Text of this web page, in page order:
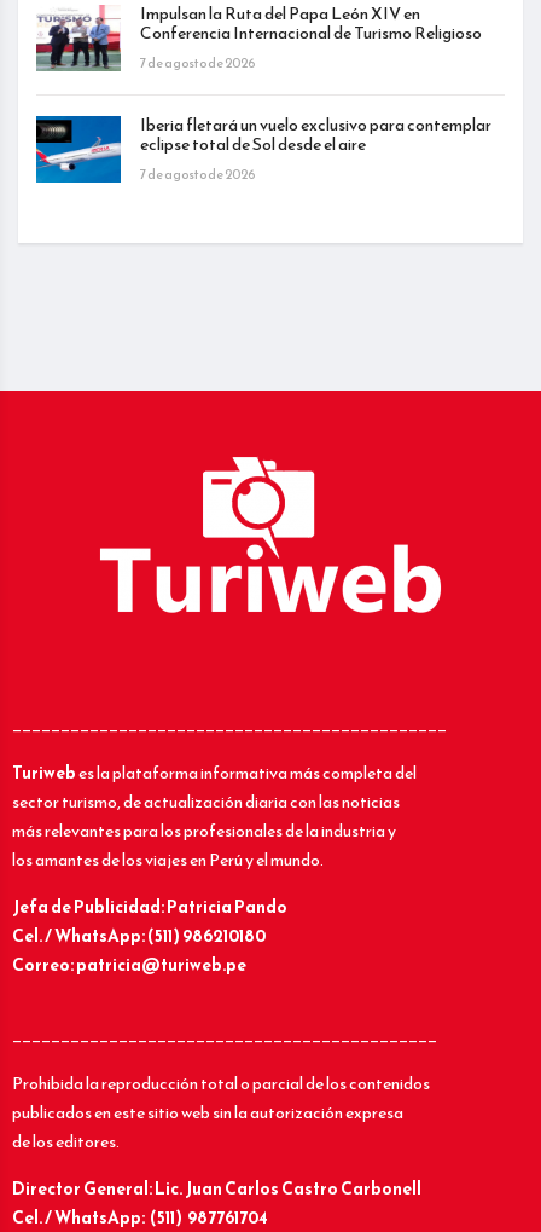
Impulsan la Ruta del Papa León XIV en
Conferencia Internacional de Turismo Religioso
7 de agosto de 2026
Iberia fletará un vuelo exclusivo para contemplar
eclipse total de Sol desde el aire
7 de agosto de 2026
_____________________________________________
Turiwebes la plataforma informativa más completa del
sector turismo, de actualización diaria con las noticias
más relevantes para los profesionales de la industria y
los amantes de los viajes en Perú y el mundo.
Jefa de Publicidad: Patricia Pando
Cel. / WhatsApp: (511) 986210180
Correo: patricia@turiweb.pe
____________________________________________
Prohibida la reproducción total o parcial de los contenidos
publicados en este sitio web sin la autorización expresa
de los editores.
Director General: Lic.Juan Carlos Castro Carbonell
Cel. / WhatsApp: (511) 987761704